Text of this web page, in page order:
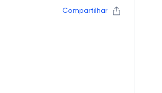
Compartilhar